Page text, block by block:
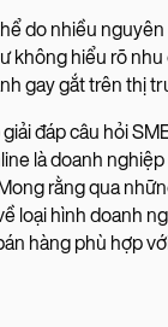
do nhiều
không hiểu rõ nhu
gay gắt trên thị
đáp câu hỏi
là doanh nghiệp
rằng qua
loại hình doanh
hàng phù hợp